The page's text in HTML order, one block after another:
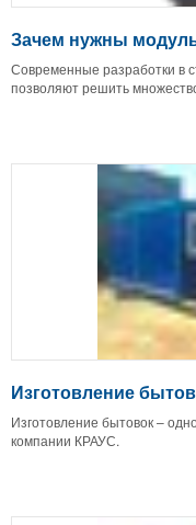
Зачем нужны
Современные разработки в
позволяют решить
Изготовление
Изготовление бытовок –
компании КРАУС.